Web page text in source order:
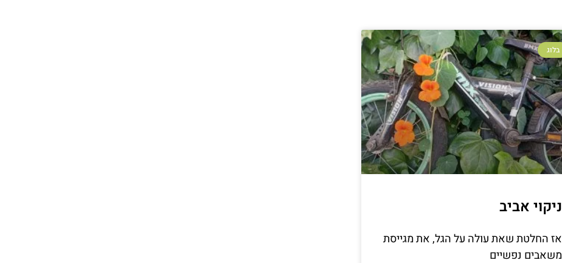
בלוג
ניקוי אביב
אז החלטת שאת עולה על הגל, את מגייסת
משאבים נפשיים